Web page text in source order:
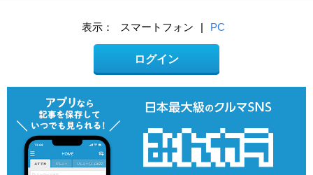
表示： スマートフォン | PC
ログイン